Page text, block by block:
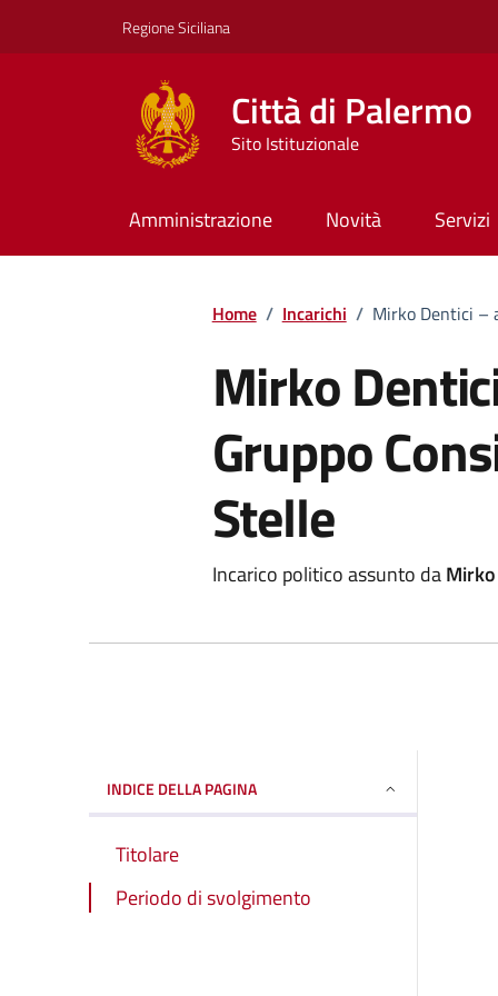
Regione Siciliana
Città di Palermo
Sito Istituzionale
Amministrazione Novità Servizi
Home / Incarichi / Mirko Dentici –
Mirko
Gruppo
Stelle
Incarico politico assunto da
INDICE DELLA PAGINA
Titolare
Periodo di svolgimento